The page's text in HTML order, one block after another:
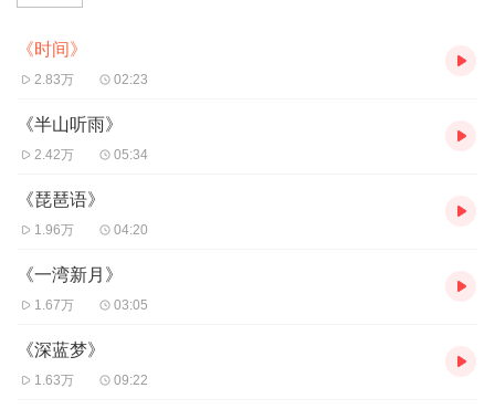
《时间》
2.83万 02:23
《半山听雨》
2.42万 05:34
《琵琶语》
1.96万 04:20
《一湾新月》
1.67万 03:05
《深蓝梦》
1.63万 09:22